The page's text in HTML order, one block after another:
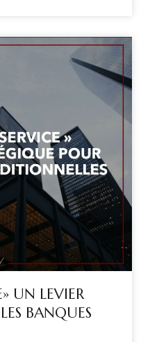
UN LEVIER
BANQUES